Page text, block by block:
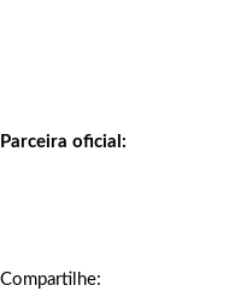
Parceira oficial:
Compartilhe: